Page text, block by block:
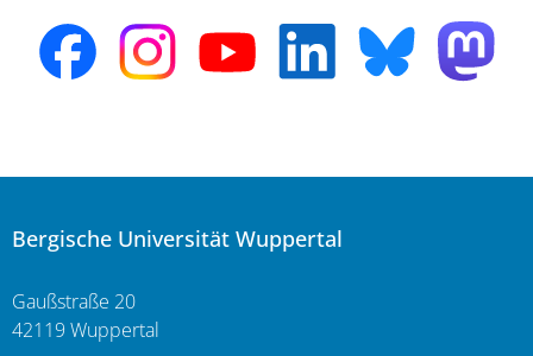
Bergische Universität Wuppertal
Gaußstraße 20
42119 Wuppertal